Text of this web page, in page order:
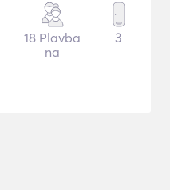
18 Plavba
na
3